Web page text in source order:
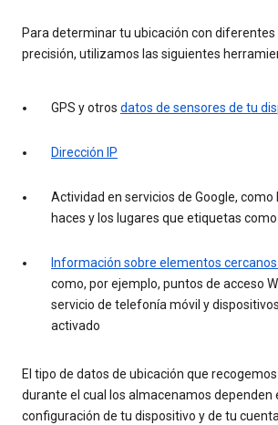
Para determinar tu ubicación con diferentes
precisión, utilizamos las siguientes
GPS y otros datos de sensores de tu
Dirección IP
Actividad en servicios de Google, como
haces y los lugares que etiquetas
Información sobre elementos
como, por ejemplo, puntos de acceso
servicio de telefonía móvil y
activado
El tipo de datos de ubicación que
durante el cual los almacenamos dependen
configuración de tu dispositivo y de tu